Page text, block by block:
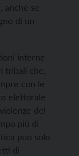
anche se
di un
interne
tribali che,
con le
elettorale
del
più di
può solo
di